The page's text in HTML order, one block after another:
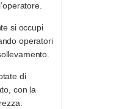
si occupi
operatori
di
con la